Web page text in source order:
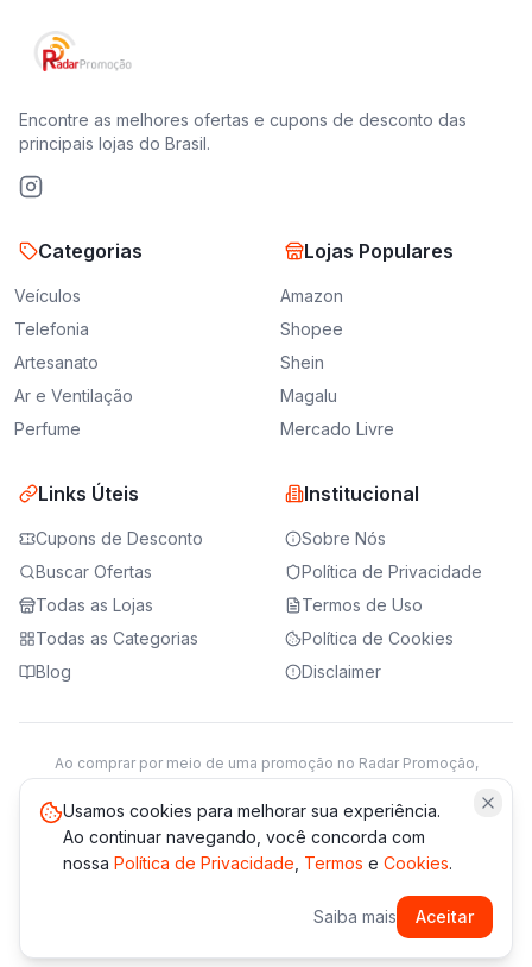
Encontre as melhores ofertas e cupons de desconto das
principais lojas do Brasil.
Categorias
Veículos
Telefonia
Artesanato
Ar e Ventilação
Perfume
Lojas Populares
Amazon
Shopee
Shein
Magalu
Mercado Livre
Links Úteis
Cupons de Desconto
Buscar Ofertas
Todas as Lojas
Todas as Categorias
Blog
Institucional
Sobre Nós
Política de Privacidade
Termos de Uso
Política de Cookies
Disclaimer
Ao comprar por meio de uma promoção no Radar Promoção,
Saiba mais
*Os preços e disponibilidade podem variar. Verifique sempre
Usamos cookies para melhorar sua experiência.
Ao continuar navegando, você concorda com
nossa Política de Privacidade Termos e Cookies.
Saiba mais Aceitar